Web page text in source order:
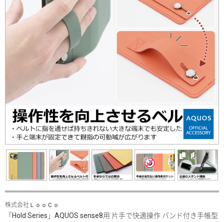
株式会社ＬｏｏＣｏ
「Hold Series」AQUOS sense8用 片手で快適操作 バンド付き手帳型